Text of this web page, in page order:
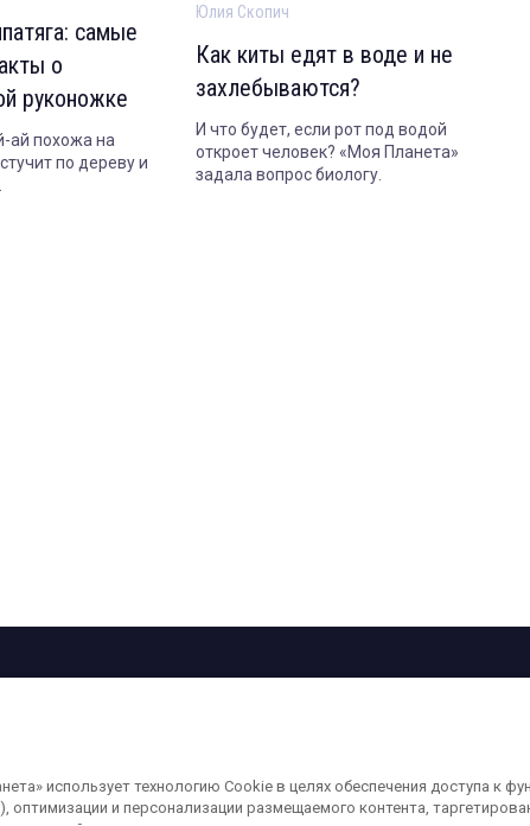
самые
о
руконожке
ай похожа на
по дереву и
Юлия Скопич
Как киты едят в воде и не
захлебываются?
И что будет, если рот под водой
откроет человек? «Моя Планета»
задала вопрос биологу.
сайте, защищены в соответствии с российским и международным
любых аудио-, фото- и видеоматериалов, размещенных на сайте,
planeta.ru. Адрес для направления юридически значимых сообщений:
использует технологию Cookie в целях обеспечения доступа к
оптимизации и персонализации размещаемого контента,